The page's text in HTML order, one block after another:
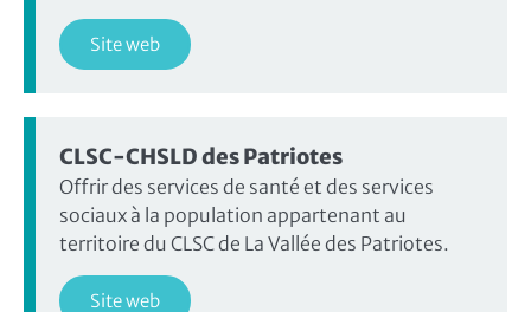
Site web
CLSC-CHSLD des Patriotes
Offrir des services de santé et des services
sociaux à la population appartenant au
territoire du CLSC de La Vallée des Patriotes.
Site web